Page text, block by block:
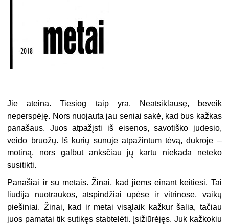
Jie ateina. Tiesiog taip yra. Neatsiklausę, beveik
neperspėję. Nors nuojauta jau seniai sakė, kad bus kažkas
panašaus. Juos atpažįsti iš eisenos, savotiško judesio,
veido bruožų. Iš kurių sūnuje atpažintum tėvą, dukroje –
motiną, nors galbūt anksčiau jų kartu niekada neteko
susitikti.
Panašiai ir su metais. Žinai, kad jiems einant keitiesi. Tai
liudija nuotraukos, atspindžiai upėse ir vitrinose, vaikų
piešiniai. Žinai, kad ir metai visąlaik kažkur šalia, tačiau
juos pamatai tik sutikęs stabtelėti. Įsižiūrėjęs. Juk kažkokiu